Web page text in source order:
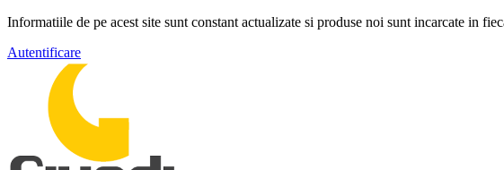
Informatiile de pe acest site sunt constant actualizate si produse noi sunt incarcate in
Autentificare